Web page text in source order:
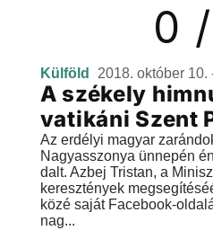
0
Külföld 2018. október 10.
A székely
vatikáni Szent
Az erdélyi magyar
Nagyasszonya ünnepén
dalt. Azbej Tristan, a
keresztények
közé saját Facebook-
nag...